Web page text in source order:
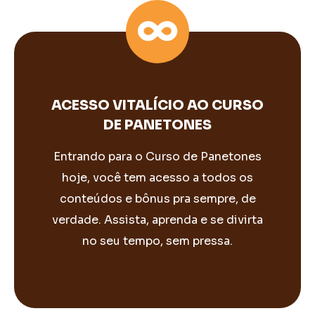
ACESSO VITALÍCIO AO CURSO
DE PANETONES
Entrando para o Curso de Panetones
hoje, você tem acesso a todos os
conteúdos e bônus pra sempre, de
verdade. Assista, aprenda e se divirta
no seu tempo, sem pressa.